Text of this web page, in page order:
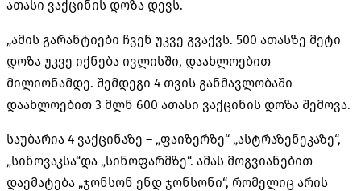
ათასი ვაქცინის დოზა დევს.
„ამის გარანტიები ჩვენ უკვე გვაქვს. 500 ათასზე მეტი
დოზა უკვე იქნება ივლისში, დაახლოებით
მილიონამდე. შემდეგი 4 თვის განმავლობაში
დაახლოებით 3 მლნ 600 ათასი ვაქცინის დოზა შემოვა.
საუბარია 4 ვაქცინაზე – „ფაიზერზე“ „ასტრაზენეკაზე“,
„სინოვაკსა“და „სინოფარმზე“. ამას მოგვიანებით
დაემატება „ჯონსონ ენდ ჯონსონი“, რომელიც არის